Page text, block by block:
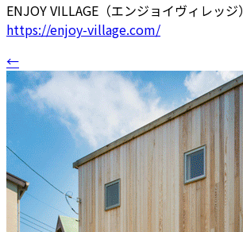
ENJOY VILLAGE（エンジョイヴィレッジ）
https://enjoy-village.com/
←